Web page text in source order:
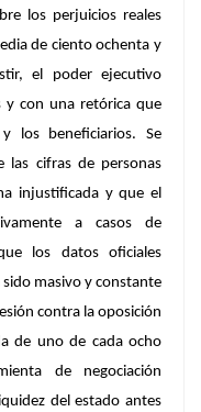
los perjuicios reales
de ciento ochenta y
el poder ejecutivo
y con una retórica que
los beneficiarios. Se
las cifras de personas
injustificada y que el
a casos de
los datos oficiales
masivo y constante
contra la oposición
de uno de cada ocho
de negociación
del estado antes